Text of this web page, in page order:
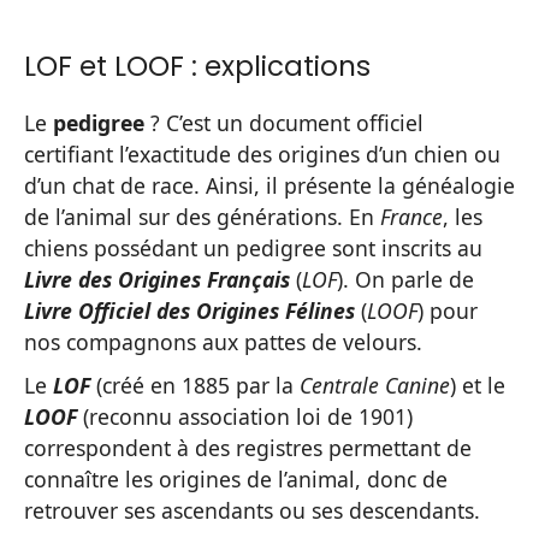
LOF et LOOF : explications
Le pedigree ? C’est un document officiel
certifiant l’exactitude des origines d’un chien ou
d’un chat de race. Ainsi, il présente la généalogie
de l’animal sur des générations. En France, les
chiens possédant un pedigree sont inscrits au
Livre des Origines Français (LOF). On parle de
Livre Officiel des Origines Félines (LOOF) pour
nos compagnons aux pattes de velours.
Le LOF(créé en 1885 par la Centrale Canine) et le
LOOF(reconnu association loi de 1901)
correspondent à des registres permettant de
connaître les origines de l’animal, donc de
retrouver ses ascendants ou ses descendants.